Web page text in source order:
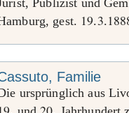
Publizist und
gest. 19.3.
Familie
ursprünglich aus